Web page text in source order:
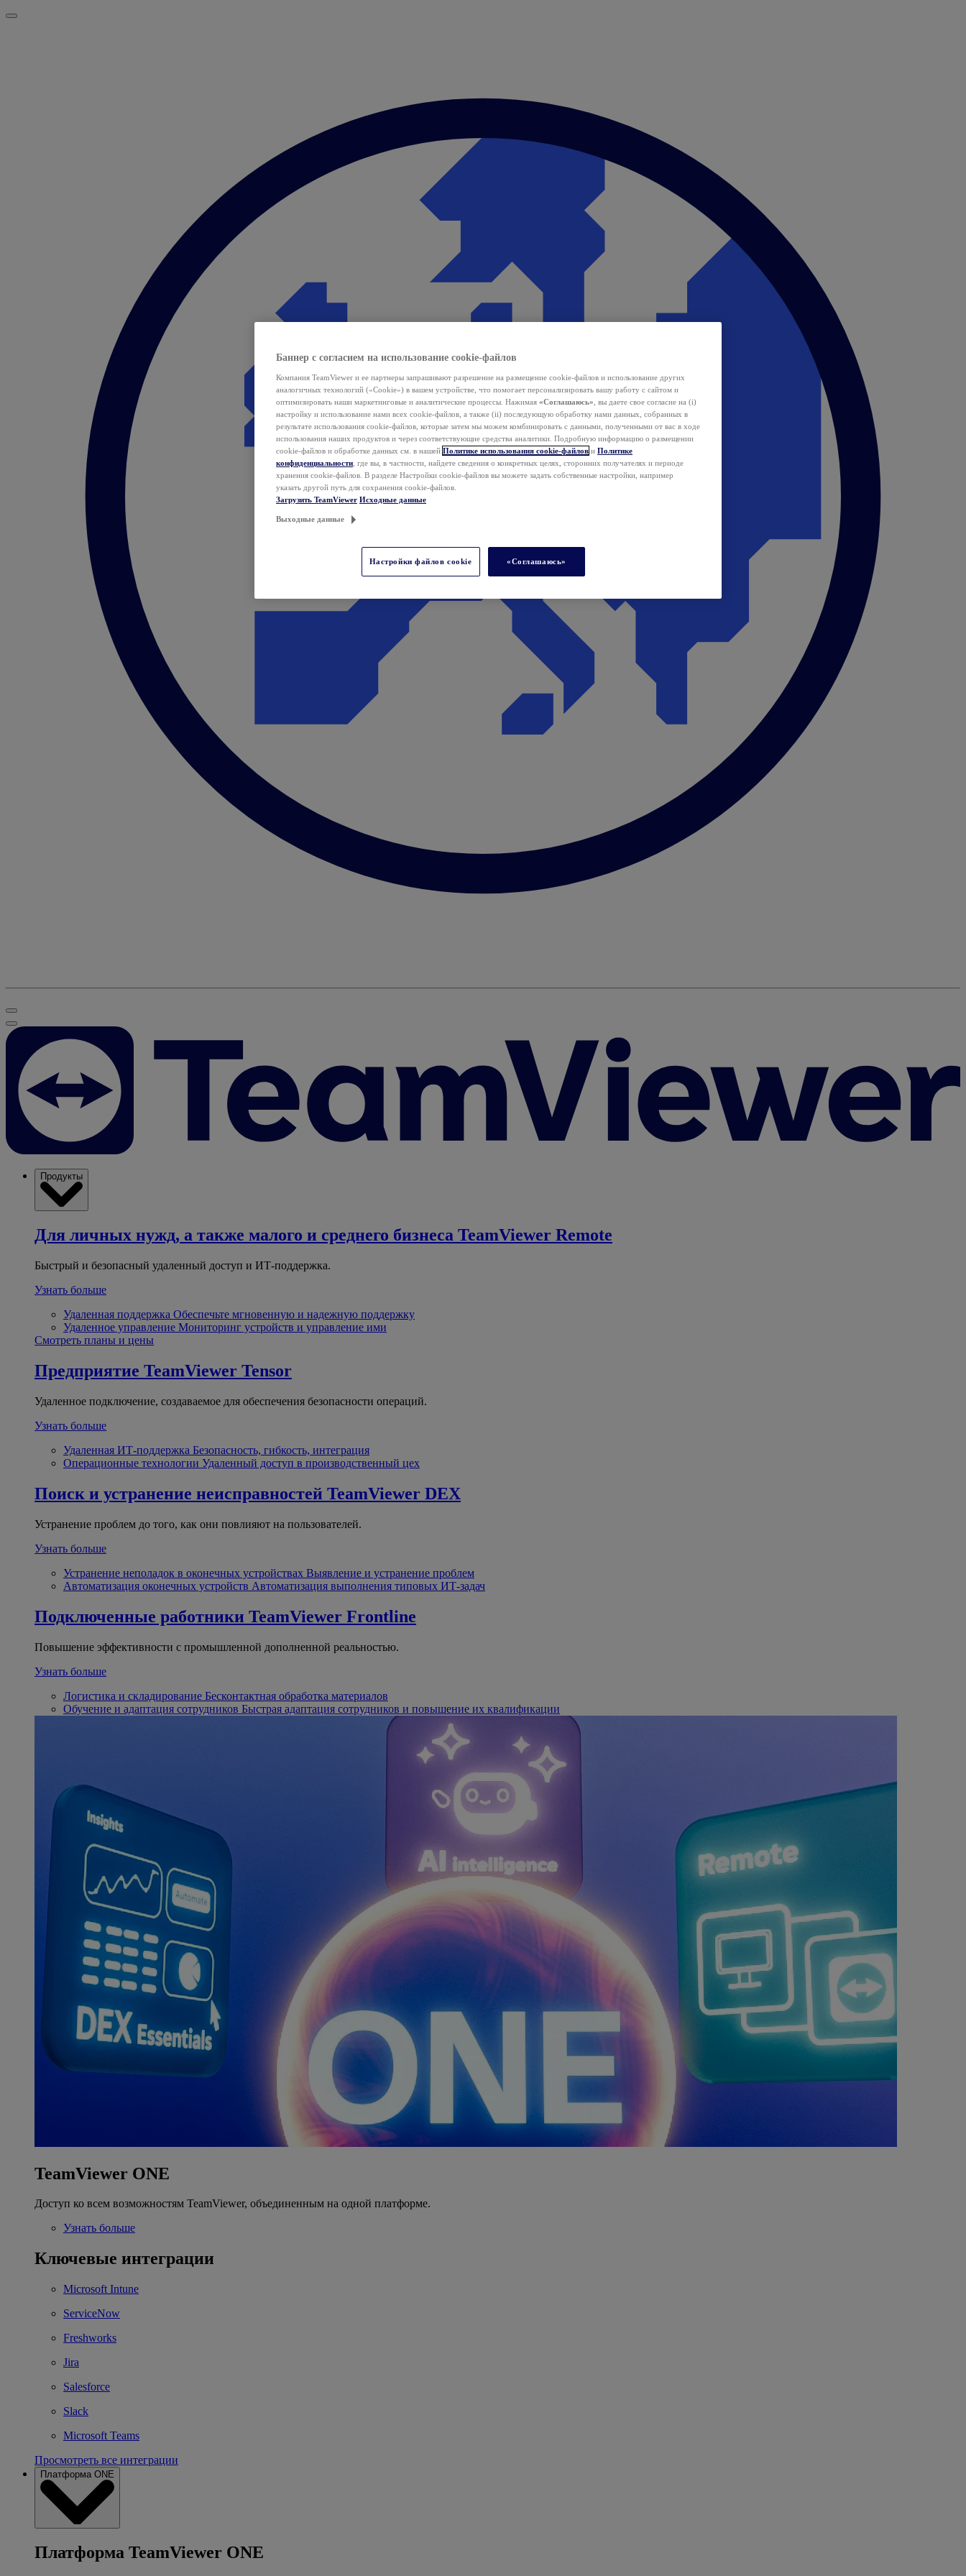
Продукты
Для личных нужд, а также малого и среднего бизнеса TeamViewer Remote
Быстрый и безопасный удаленный доступ и ИТ-поддержка.
Узнать больше
Удаленная поддержка Обеспечьте мгновенную и надежную поддержку
Удаленное управление Мониторинг устройств и управление ими
Смотреть планы и цены
Предприятие TeamViewer Tensor
Удаленное подключение, создаваемое для обеспечения безопасности операций.
Узнать больше
Удаленная ИТ-поддержка Безопасность, гибкость, интеграция
Операционные технологии Удаленный доступ в производственный цех
Поиск и устранение неисправностей TeamViewer DEX
Устранение проблем до того, как они повлияют на пользователей.
Узнать больше
Устранение неполадок в оконечных устройствах Выявление и устранение проблем
Автоматизация оконечных устройств Автоматизация выполнения типовых ИТ-задач
Подключенные работники TeamViewer Frontline
Повышение эффективности с промышленной дополненной реальностью.
Узнать больше
Логистика и складирование Бесконтактная обработка материалов
Обучение и адаптация сотрудников Быстрая адаптация сотрудников и повышение их квалификации
TeamViewer ONE
Доступ ко всем возможностям TeamViewer, объединенным на одной платформе.
Узнать больше
Ключевые интеграции
Microsoft Intune
ServiceNow
Freshworks
Jira
Salesforce
Slack
Microsoft Teams
Просмотреть все интеграции
Платформа ONE
Платформа TeamViewer ONE
Баннер с согласием на использование cookie-файлов
Компания TeamViewer и ее партнеры запрашивают разрешение на размещение cookie-файлов и использование других
аналогичных технологий («Cookie») в вашем устройстве, что помогает персонализировать вашу работу с сайтом и
оптимизировать наши маркетинговые и аналитические процессы. Нажимая «Соглашаюсь» , вы даете свое согласие на (i)
настройку и использование нами всех cookie-файлов, а также (ii) последующую обработку нами данных, собранных в
результате использования cookie-файлов, которые затем мы можем комбинировать с данными, полученными от вас в ходе
использования наших продуктов и через соответствующие средства аналитики. Подробную информацию о размещении
cookie-файлов и обработке данных см. в нашей Политике использования cookie-файлов и Политике
конфиденциальности , где вы, в частности, найдете сведения о конкретных целях, сторонних получателях и периоде
хранения cookie-файлов. В разделе Настройки cookie-файлов вы можете задать собственные настройки, например
указать другой путь для сохранения cookie-файлов.
Загрузить TeamViewer Исходные данные
Выходные данные
Настройки файлов cookie «Соглашаюсь»